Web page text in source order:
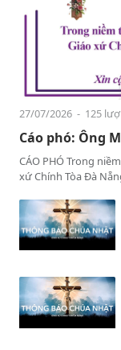
27/07/2026 - 125
Cáo phó: Ông
CÁO PHÓ Trong
xứ Chính Tòa Đà